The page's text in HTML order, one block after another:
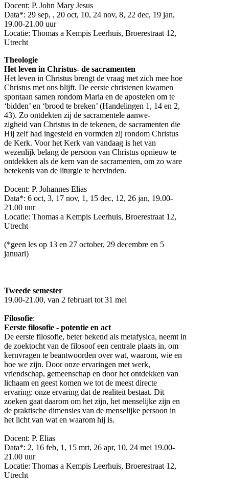
Docent: P. John Mary Jesus
Data*: 29 sep, , 20 oct, 10, 24 nov, 8, 22 dec, 19 jan,
19.00-21.00 uur
Locatie: Thomas a Kempis Leerhuis, Broerestraat 12,
Utrecht
Theologie
Het leven in Christus- de sacramenten
Het leven in Christus brengt de vraag met zich mee hoe
Christus met ons blijft. De eerste christenen kwamen
spontaan samen rondom Maria en de apostelen om te
‘bidden’ en ‘brood te breken’ (Handelingen 1, 14 en 2,
43). Zo ontdekten zij de sacramentele aanwe-
zigheid van Christus in de tekenen, de sacramenten die
Hij zelf had ingesteld en vormden zij rondom Christus
de Kerk. Voor het Kerk van vandaag is het van
wezenlijk belang de persoon van Christus opnieuw te
ontdekken als de kern van de sacramenten, om zo ware
betekenis van de liturgie te hervinden.
Docent: P. Johannes Elias
Data*: 6 oct, 3, 17 nov, 1, 15 dec, 12, 26 jan, 19.00-
21.00 uur
Locatie: Thomas a Kempis Leerhuis, Broerestraat 12,
Utrecht
(*geen les op 13 en 27 october, 29 decembre en 5
januari)
Tweede semester
19.00-21.00, van 2 februari tot 31 mei
Filosofie:
Eerste filosofie - potentie en act
De eerste filosofie, beter bekend als metafysica, neemt in
de zoektocht van de filosoof een centrale plaats in, om
kernvragen te beantwoorden over wat, waarom, wie en
hoe we zijn. Door onze ervaringen met werk,
vriendschap, gemeenschap en door het ontdekken van
lichaam en geest komen we tot de meest directe
ervaring: onze ervaring dat de realiteit bestaat. Dit
zoeken gaat daarom om het zijn, het menselijke zijn en
de praktische dimensies van de menselijke persoon in
het licht van wat en waarom hij is.
Docent: P. Elias
Data*: 2, 16 feb, 1, 15 mrt, 26 apr, 10, 24 mei 19.00-
21.00 uur
Locatie: Thomas a Kempis Leerhuis, Broerestraat 12,
Utrecht